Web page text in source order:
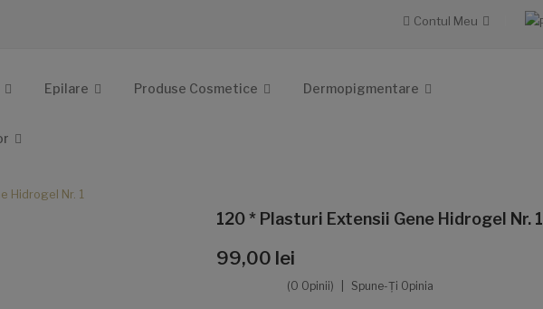
Contul Meu
Epilare Produse Cosmetice Dermopigmentare
Hidrogel Nr. 1
120 * Plasturi Extensii Gene Hidrogel Nr. 1
99,00 lei
(0 Opinii) Spune-Ţi Opinia